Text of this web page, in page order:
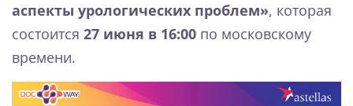
аспекты урологических проблем», которая
состоится 27 июня в 16:00 по московскому
времени.